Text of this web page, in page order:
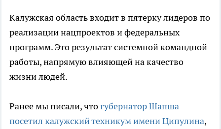
Калужская область входит в пятерку лидеров по
реализации нацпроектов и федеральных
программ. Это результат системной командной
работы, напрямую влияющей на качество
жизни людей.
Ранее мы писали, чтогубернатор Шапша
посетил калужский техникум имени Ципулина,